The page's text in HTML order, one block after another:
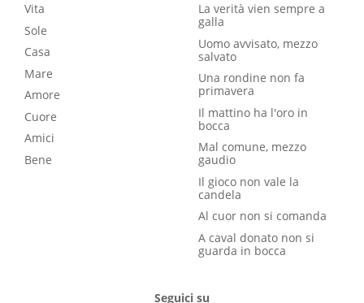
Vita
Sole
Casa
Mare
Amore
Cuore
Amici
Bene
La verità vien sempre a
galla
Uomo avvisato, mezzo
salvato
Una rondine non fa
primavera
Il mattino ha l'oro in
bocca
Mal comune, mezzo
gaudio
Il gioco non vale la
candela
Al cuor non si comanda
A caval donato non si
guarda in bocca
Seguici su